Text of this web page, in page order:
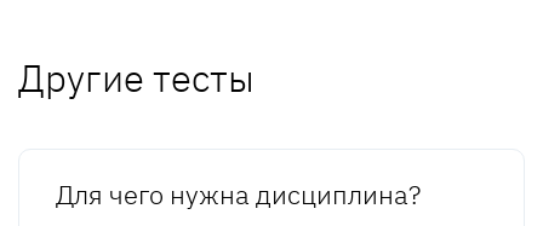
Другие тесты
Для чего нужна дисциплина?